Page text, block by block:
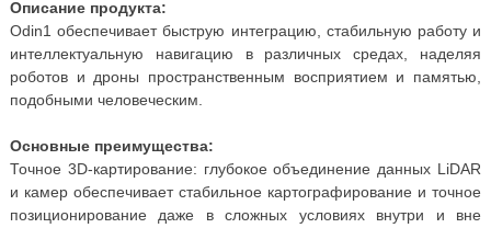
Описание продукта:
Odin1 обеспечивает быструю интеграцию, стабильную работу и
интеллектуальную навигацию в различных средах, наделяя
роботов и дроны пространственным восприятием и памятью,
подобными человеческим.
Основные преимущества:
Точное 3D-картирование: глубокое объединение данных LiDAR
и камер обеспечивает стабильное картографирование и точное
позиционирование даже в сложных условиях внутри и вне